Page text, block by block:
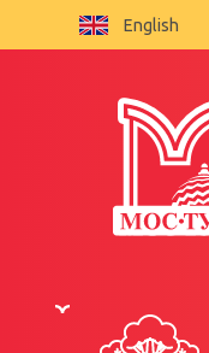
English